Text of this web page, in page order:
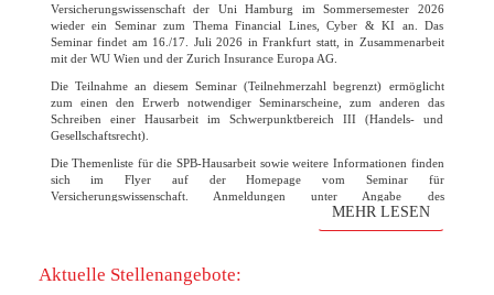
Versicherungswissenschaft der Uni Hamburg im Sommersemester 2026
wieder ein Seminar zum Thema Financial Lines, Cyber & KI an. Das
Seminar findet am 16./17. Juli 2026 in Frankfurt statt, in Zusammenarbeit
mit der WU Wien und der Zurich Insurance Europa AG.
Die Teilnahme an diesem Seminar (Teilnehmerzahl begrenzt) ermöglicht
zum einen den Erwerb notwendiger Seminarscheine, zum anderen das
Schreiben einer Hausarbeit im Schwerpunktbereich III (Handels- und
Gesellschaftsrecht).
Die Themenliste für die SPB-Hausarbeit sowie weitere Informationen finden
sich im Flyer auf der Homepage vom Seminar für
Versicherungswissenschaft. Anmeldungen unter Angabe des
Themenwunsches bitte bis zum 31. März 2026 direkt an den Lehrstuhl
Robert Koch. Die Vorbesprechung und finale Themenvergabe findet am 07.
MEHR LESEN
Aktuelle Stellenangebote: